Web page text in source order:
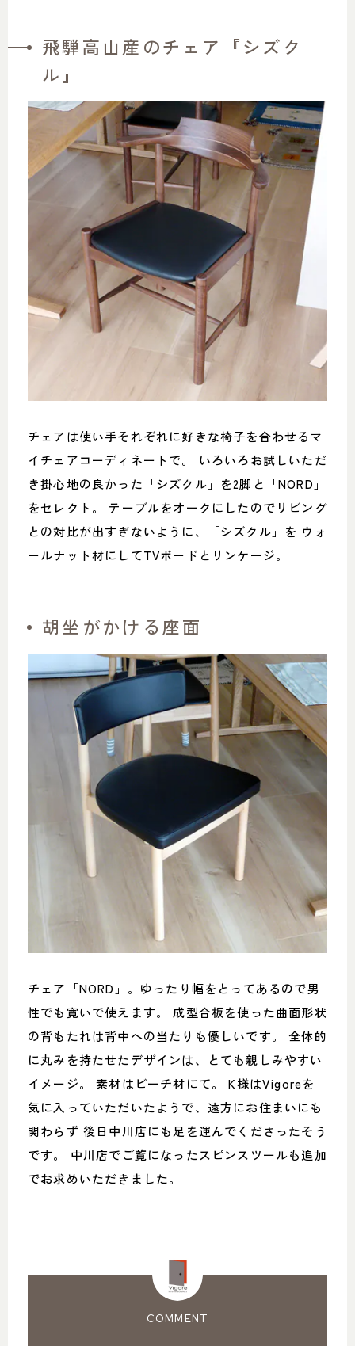
飛騨高山産のチェア『シズク
ル』
チェアは使い手それぞれに好きな椅子を合わせるマ
イチェアコーディネートで。 いろいろお試しいただ
き掛心地の良かった「シズクル」を2脚と「NORD」
をセレクト。 テーブルをオークにしたのでリビング
との対比が出すぎないように、「シズクル」を ウォ
ールナット材にしてTVボードとリンケージ。
胡坐がかける座面
チェア「NORD」。ゆったり幅をとってあるので男
性でも寛いで使えます。 成型合板を使った曲面形状
の背もたれは背中への当たりも優しいです。 全体的
に丸みを持たせたデザインは、とても親しみやすい
イメージ。 素材はビーチ材にて。 K様はVigoreを
気に入っていただいたようで、遠方にお住まいにも
関わらず 後日中川店にも足を運んでくださったそう
です。 中川店でご覧になったスピンスツールも追加
でお求めいただきました。
COMMENT